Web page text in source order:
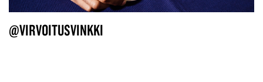
@VIRVOITUSVINKKI